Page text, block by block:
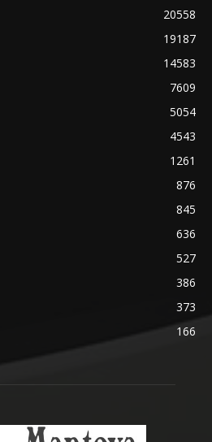
20558
19187
14583
7609
5054
4543
1261
876
845
636
527
386
373
166